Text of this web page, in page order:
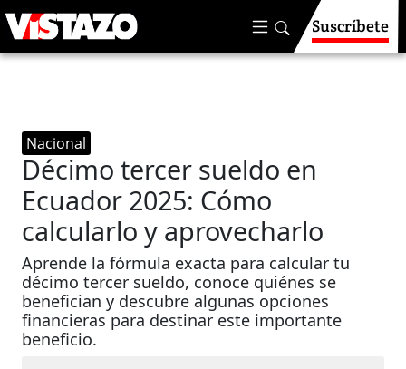
Suscríbete
Nacional
Décimo tercer sueldo en
Ecuador 2025: Cómo
calcularlo y aprovecharlo
Aprende la fórmula exacta para calcular tu
décimo tercer sueldo, conoce quiénes se
benefician y descubre algunas opciones
financieras para destinar este importante
beneficio.